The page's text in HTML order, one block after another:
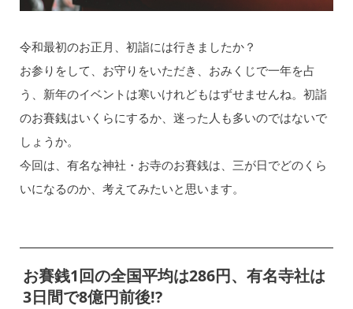
令和最初のお正月、初詣には行きましたか？
お参りをして、お守りをいただき、おみくじで一年を占
う、新年のイベントは寒いけれどもはずせませんね。初詣
のお賽銭はいくらにするか、迷った人も多いのではないで
しょうか。
今回は、有名な神社・お寺のお賽銭は、三が日でどのくら
いになるのか、考えてみたいと思います。
お賽銭1回の全国平均は286円、有名寺社は
3日間で8億円前後!?